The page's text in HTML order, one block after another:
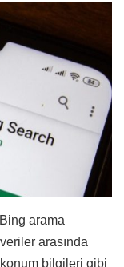
arama
veriler arasında
konum bilgileri gibi